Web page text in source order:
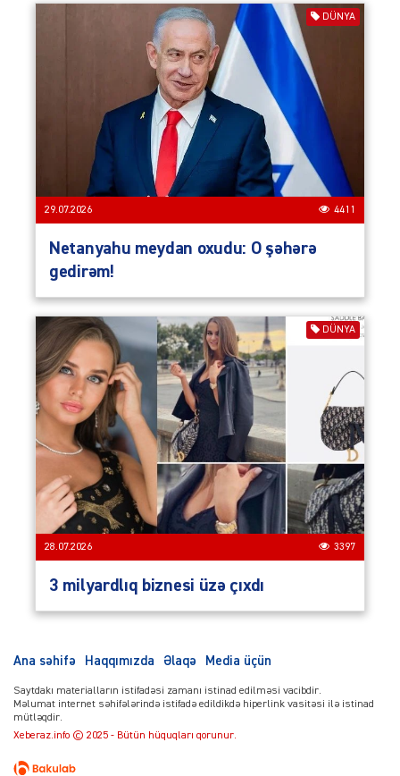
DÜNYA
29.07.2026 4411
Netanyahu meydan oxudu: O şəhərə
gedirəm!
DÜNYA
28.07.2026 3397
3 milyardlıq biznesi üzə çıxdı
Ana səhifə Haqqımızda Əlaqə Media üçün
Saytdakı materialların istifadəsi zamanı istinad edilməsi vacibdir.
Məlumat internet səhifələrində istifadə edildikdə hiperlink vasitəsi ilə istinad
mütləqdir.
Xeberaz.info © 2025 - Bütün hüquqları qorunur.